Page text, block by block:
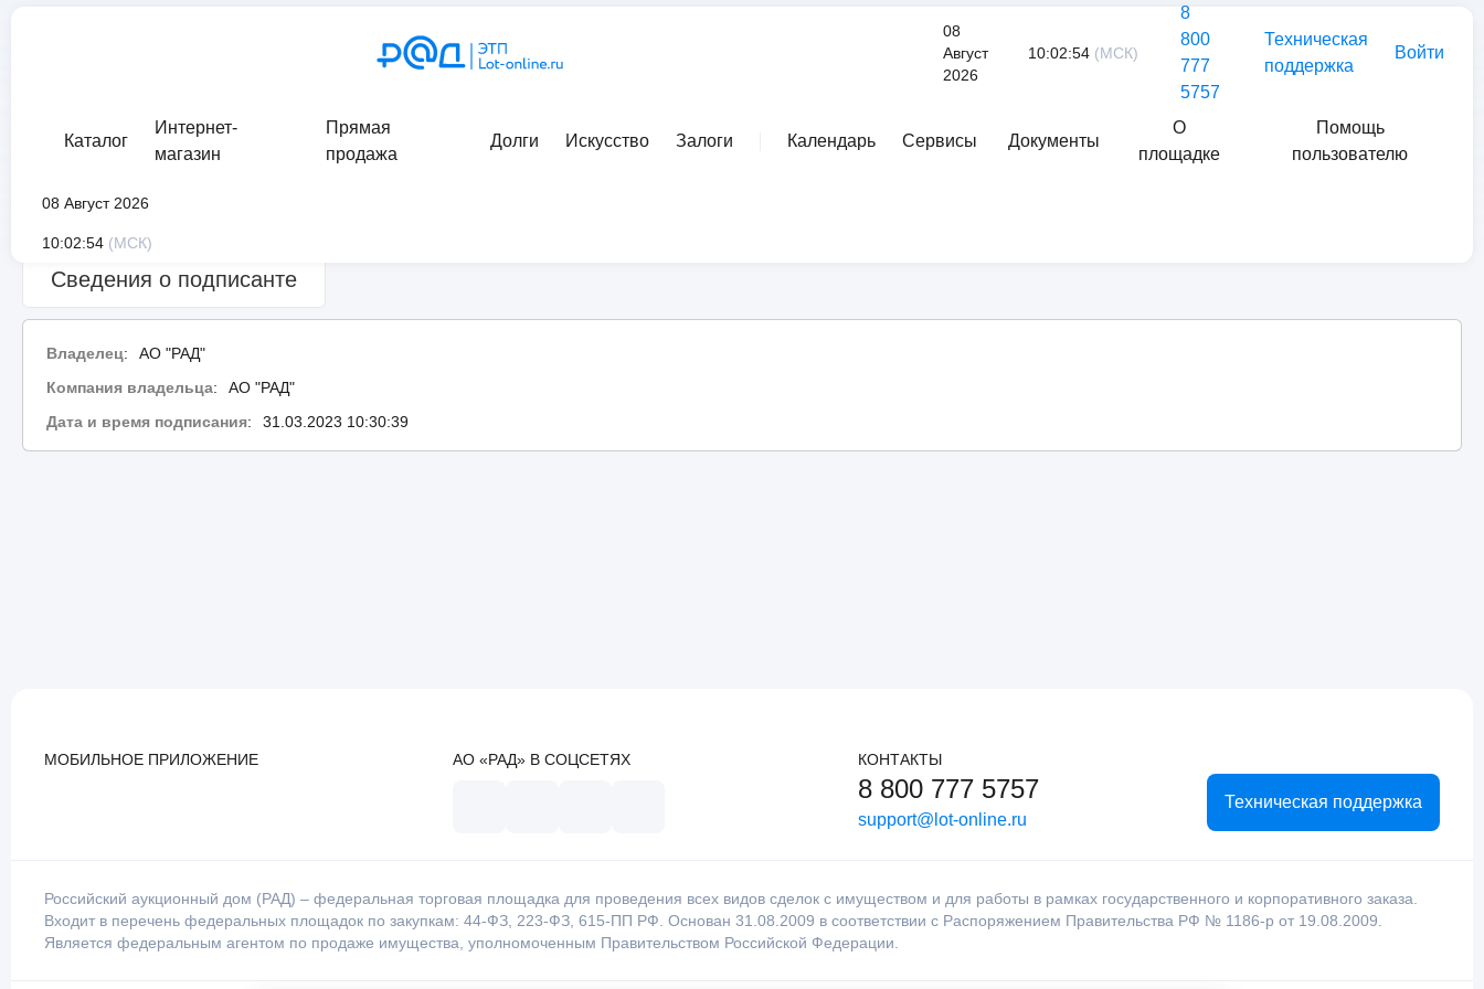
08
Август
2026
10:02:54 (МСК)
8
800
777
5757
Техническая
поддержка
Войти
Каталог
Интернет-
магазин
Прямая
продажа
Долги Искусство Залоги Календарь Сервисы Документы
О
площадке
Помощь
пользователю
08 Август 2026
10:02:54 (МСК)
Сведения о подписанте
Владелец:
АО "РАД"
Компания владельца:
АО "РАД"
Дата и время подписания: 31.03.2023 10:30:39
МОБИЛЬНОЕ ПРИЛОЖЕНИЕ АО «РАД» В СОЦСЕТЯХ КОНТАКТЫ
8 800 777 5757
support@lot-online.ru
Техническая поддержка
Российский аукционный дом (РАД) – федеральная торговая площадка для проведения всех видов сделок с имуществом и для работы в рамках государственного и корпоративного заказа.
Входит в перечень федеральных площадок по закупкам: 44-ФЗ, 223-ФЗ, 615-ПП РФ. Основан 31.08.2009 в соответствии с Распоряжением Правительства РФ № 1186-р от 19.08.2009.
Является федеральным агентом по продаже имущества, уполномоченным Правительством Российской Федерации.